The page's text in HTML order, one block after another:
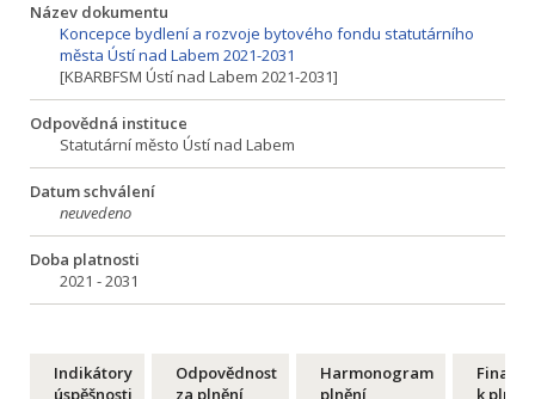
Název dokumentu
Koncepce bydlení a rozvoje bytového fondu statutárního
města Ústí nad Labem 2021-2031
[KBARBFSM Ústí nad Labem 2021-2031]
Odpovědná instituce
Statutární město Ústí nad Labem
Datum schválení
neuvedeno
Doba platnosti
2021 - 2031
Indikátory
úspěšnosti
Odpovědnost
za plnění
Harmonogram
plnění
Finance
k plnění